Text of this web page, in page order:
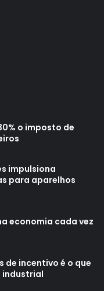
o imposto de
impulsiona
para aparelhos
economia cada vez
de incentivo é o que
industrial